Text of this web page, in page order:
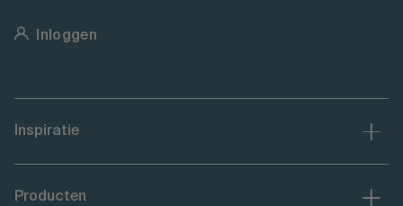
Inloggen
Inspiratie
Producten